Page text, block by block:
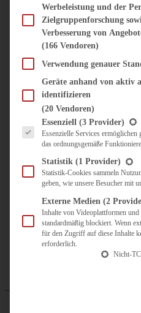
DIPS,
ÜBER MICH
Werbeleistung und der
Zielgruppenforschung
Verbesserung von
(166 Vendoren)
Verwendung genauer
Geräte anhand von aktiv
identifizieren
(20 Vendoren)
Es folgt eine Liste der Service-
Essenziell (3 Provider)
Essenzielle Services
das ordnungsgemäße
Statistik (1 Provider)
Statistik-Cookies sammeln
geben, wie unsere Besucher mit
Externe Medien (2
Inhalte von Videoplattformen
standardmäßig blockiert. Wenn
für den Zugriff auf diese Inhalte
erforderlich.
Nicht-